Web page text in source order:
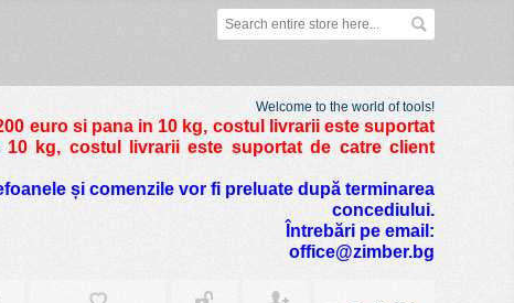
Welcome to the world of tools!
euro si pana in 10 kg, costul livrarii este suportat
kg, costul livrarii este suportat de catre client
și comenzile vor fi preluate după terminarea
concediului.
Întrebări pe email:
office@zimber.bg